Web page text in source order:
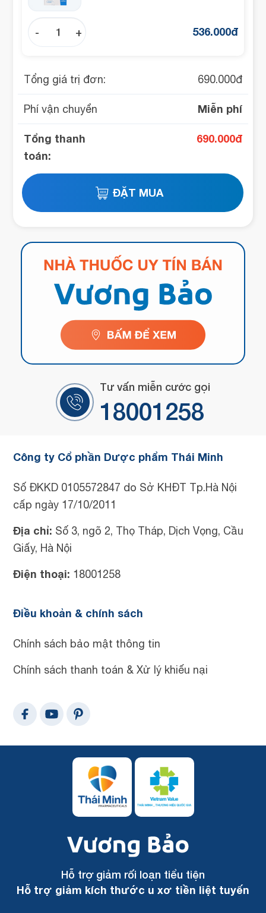
+
- 536.000đ
Tổng giá trị đơn: 690.000đ
Phí vận chuyển Miễn phí
Tổng thanh
toán:
690.000đ
Tư vấn miễn cước gọi
18001258
Công ty Cổ phần Dược phẩm Thái Minh
Số ĐKKD 0105572847 do Sở KHĐT Tp.Hà Nội
cấp ngày 17/10/2011
Địa chỉ: Số 3, ngõ 2, Thọ Tháp, Dịch Vọng, Cầu
Giấy, Hà Nội
Điện thoại: 18001258
Điều khoản & chính sách
Chính sách bảo mật thông tin
Chính sách thanh toán & Xử lý khiếu nại
Hỗ trợ giảm rối loạn tiểu tiện
Hỗ trợ giảm kích thước u xơ tiền liệt tuyến